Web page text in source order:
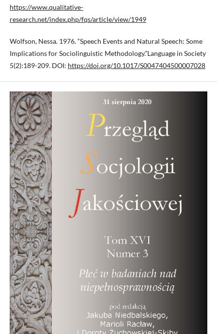
https://www.qualitative-
research.net/index.php/fqs/article/view/1949
Wolfson, Nessa. 1976. “Speech Events and Natural Speech: Some
Implications for Sociolinguistic Methodology.”Language in Society
5(2):189-209. DOI: https://doi.org/10.1017/S0047404500007028